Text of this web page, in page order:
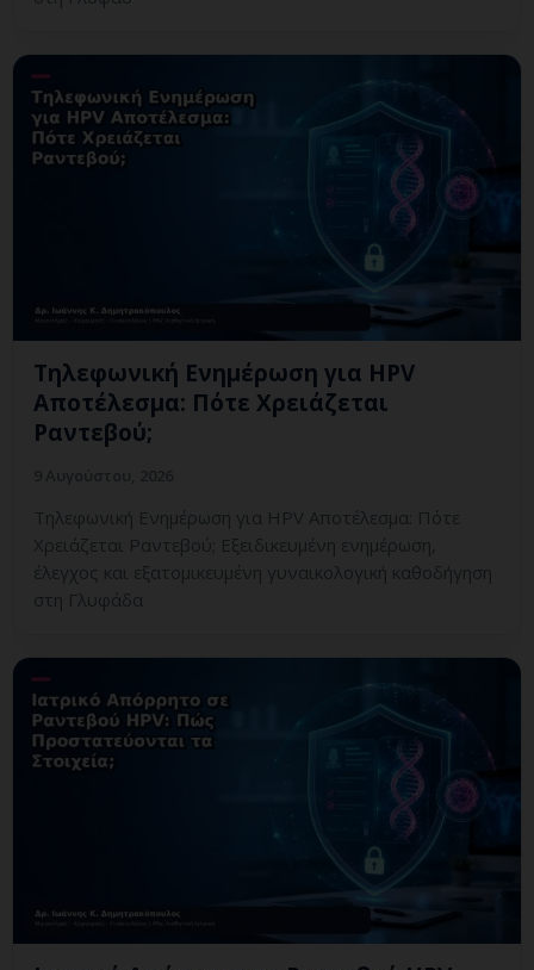
Τηλεφωνική Ενημέρωση για HPV
Αποτέλεσμα: Πότε Χρειάζεται
Ραντεβού;
Τηλεφωνική Ενημέρωση για HPV Αποτέλεσμα: Πότε
Χρειάζεται Ραντεβού; Εξειδικευμένη ενημέρωση,
έλεγχος και εξατομικευμένη γυναικολογική καθοδήγηση
στη Γλυφάδα